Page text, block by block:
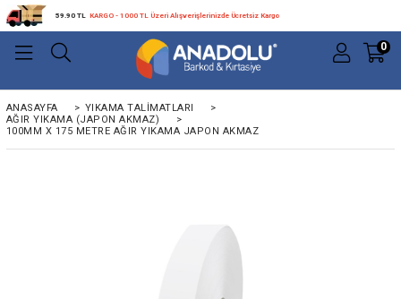
59.90 TL KARGO - 1000 TL Üzeri Alışverişlerinizde Ücretsiz Kargo
0
ANASAYFA > YIKAMA TALIMATLARI
>
AĞIR YIKAMA (JAPON AKMAZ)
>
100MM X 175 METRE AĞIR YIKAMA JAPON AKMAZ